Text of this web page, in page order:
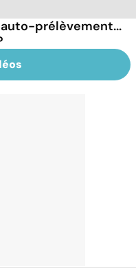
prélèvement...